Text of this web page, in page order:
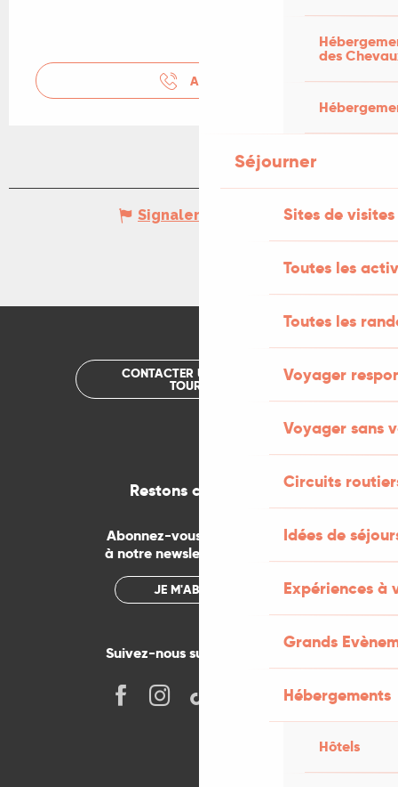
des
Séjourner
Sites de visites
Toutes les
Toutes les
Voyager
Voyager sans
Circuits
Idées de
Expériences à
Grands
Hébergements
Hôtels
APPELER
Signaler une erreur
CONTACTER UN OFFICE DE
TOURISME
Restons connectés
Abonnez-vous gratuitement
à notre newsletter mensuelle
JE M'ABONNE
Suivez-nous sur les réseaux !